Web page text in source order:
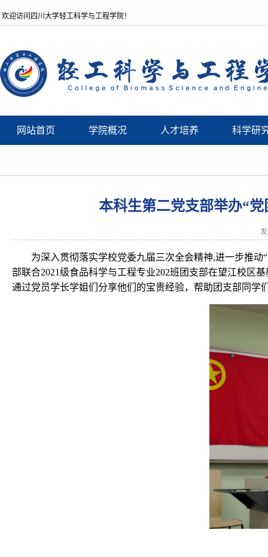
欢迎访问四川大学轻工科学与工程学院！
网站首页 学院概况 人才培养 科学研
本科生第二党支部举办“
为深入贯彻落实学校党委九届三次全会精神,进一步推
部联合2021级食品科学与工程专业202班团支部在望江校区
通过党员学长学姐们分享他们的宝贵经验，帮助团支部同